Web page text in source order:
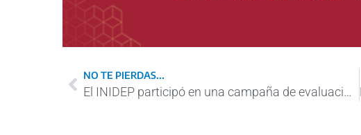
NO TE PIERDAS...
El INIDEP participó en una campaña de evaluación biológica y pesquera